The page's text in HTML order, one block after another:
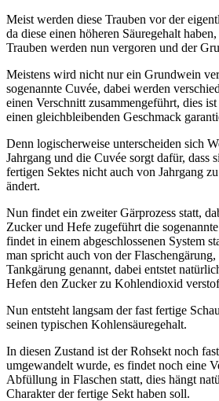
Meist werden diese Trauben vor der
da diese einen höheren Säuregehalt
Trauben werden nun vergoren und der
Meistens wird nicht nur ein Grundwein
sogenannte Cuvée, dabei werden
einen Verschnitt zusammengeführt, dies
einen gleichbleibenden Geschmack
Denn logischerweise unterscheiden sich
Jahrgang und die Cuvée sorgt dafür, dass
fertigen Sektes nicht auch von Jahrgang
ändert.
Nun findet ein zweiter Gärprozess statt,
Zucker und Hefe zugeführt die
findet in einem abgeschlossenen System
man spricht auch von der
Tankgärung genannt, dabei entstet
Hefen den Zucker zu Kohlendioxid
Nun entsteht langsam der fast fertige
seinen typischen Kohlensäuregehalt.
In diesen Zustand ist der Rohsekt noch
umgewandelt wurde, es findet noch eine
Abfüllung in Flaschen statt, dies hängt
Charakter der fertige Sekt haben soll.